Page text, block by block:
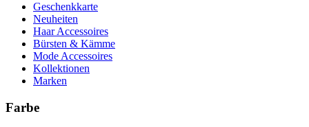
Geschenkkarte
Neuheiten
Haar Accessoires
Bürsten & Kämme
Mode Accessoires
Kollektionen
Marken
Farbe